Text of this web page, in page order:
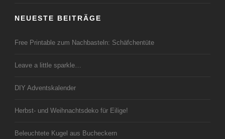
NEUESTE BEITRÄGE
Free Printable zum Nachbasteln: Schäfchentüte
Leave a little sparkle…
DIY Adventskalender
Herbst- und Weihnachtsdeko für Eilige!
Beleuchtete Kugel aus Bucheckern